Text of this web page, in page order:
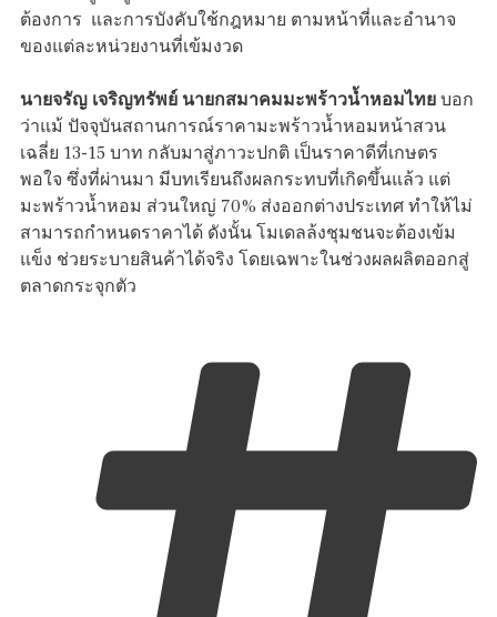
ต้องการ และการบังคับใช้กฎหมาย ตามหน้าที่และอำนาจ
ของแต่ละหน่วยงานที่เข้มงวด
นายจรัญ เจริญทรัพย์ นายกสมาคมมะพร้าวน้ำหอมไทย บอก
ว่าแม้ ปัจจุบันสถานการณ์ราคามะพร้าวน้ำหอมหน้าสวน
เฉลี่ย 13-15 บาท กลับมาสู่ภาวะปกติ เป็นราคาดีที่เกษตร
พอใจ ซึ่งที่ผ่านมา มีบทเรียนถึงผลกระทบที่เกิดขึ้นแล้ว แต่
มะพร้าวน้ำหอม ส่วนใหญ่ 70% ส่งออกต่างประเทศ ทำให้ไม่
สามารถกำหนดราคาได้ ดังนั้น โมเดลล้งชุมชนจะต้องเข้ม
แข็ง ช่วยระบายสินค้าได้จริง โดยเฉพาะในช่วงผลผลิตออกสู่
ตลาดกระจุกตัว